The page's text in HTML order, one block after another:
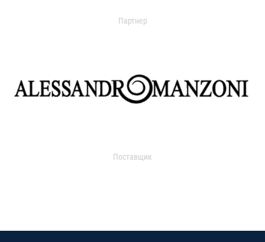
Партнер
Поставщик